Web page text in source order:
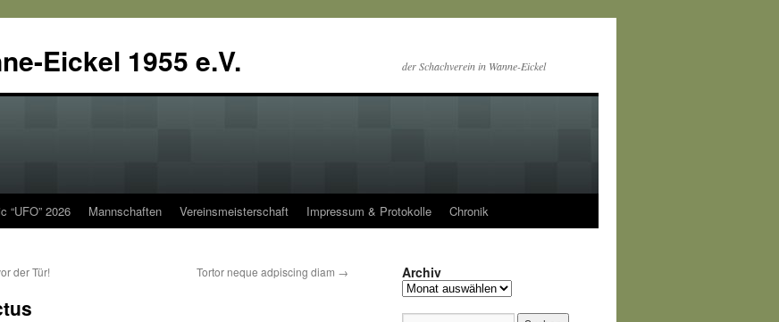
Eickel 1955 e.V. der Schachverein in Wanne-Eickel
“UFO” 2026 Mannschaften Vereinsmeisterschaft Impressum & Protokolle Chronik
der Tür! Tortor neque adpiscing diam → Archiv
Archiv